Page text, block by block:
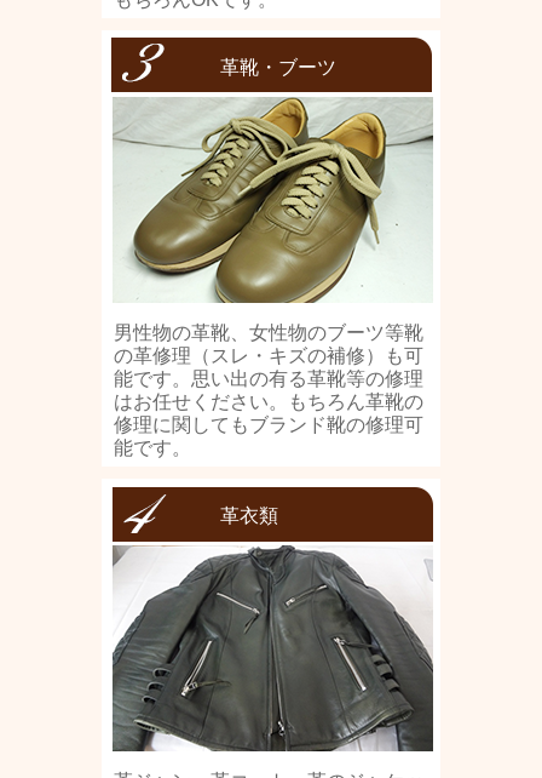
革靴・ブーツ
男性物の革靴、女性物のブーツ等靴
の革修理（スレ・キズの補修）も可
能です。思い出の有る革靴等の修理
はお任せください。もちろん革靴の
修理に関してもブランド靴の修理可
能です。
革衣類